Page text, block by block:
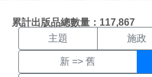
累計出版品總數量：117,867
機關搜尋結果
主題 施政
新 => 舊